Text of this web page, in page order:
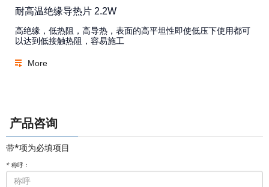
耐高温绝缘导热片 2.2W
高绝缘，低热阻，高导热，表面的高平坦性即使低压下使用都可
以达到低接触热阻，容易施工
More
产品咨询
带*项为必填项目
* 称呼：